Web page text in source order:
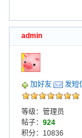
admin
加好友 发短
等级：管理员
帖子： 924
积分：10836